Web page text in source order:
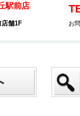
駅前店
舗1F
お